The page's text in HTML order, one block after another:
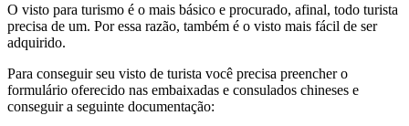
O visto para turismo é o mais básico e procurado, afinal, todo turista
precisa de um. Por essa razão, também é o visto mais fácil de ser
adquirido.
Para conseguir seu visto de turista você precisa preencher o
formulário oferecido nas embaixadas e consulados chineses e
conseguir a seguinte documentação: